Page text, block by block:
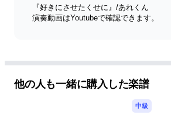
『好きにさせたくせに』/あれくん
演奏動画はYoutubeで確認できます。
他の人も一緒に購入した楽譜
中級